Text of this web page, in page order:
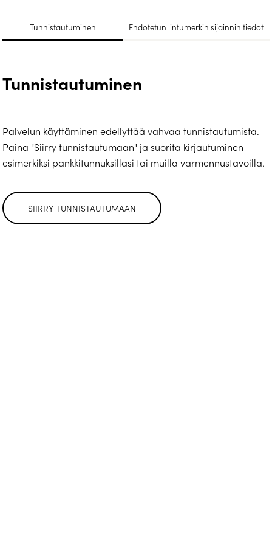
Tunnistautuminen Ehdotetun lintumerkin sijainnin tiedot
Tunnistautuminen
Palvelun käyttäminen edellyttää vahvaa tunnistautumista.
Paina "Siirry tunnistautumaan" ja suorita kirjautuminen
esimerkiksi pankkitunnuksillasi tai muilla varmennustavoilla.